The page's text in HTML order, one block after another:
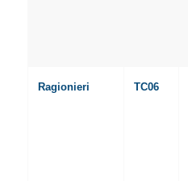
Ragionieri TC06